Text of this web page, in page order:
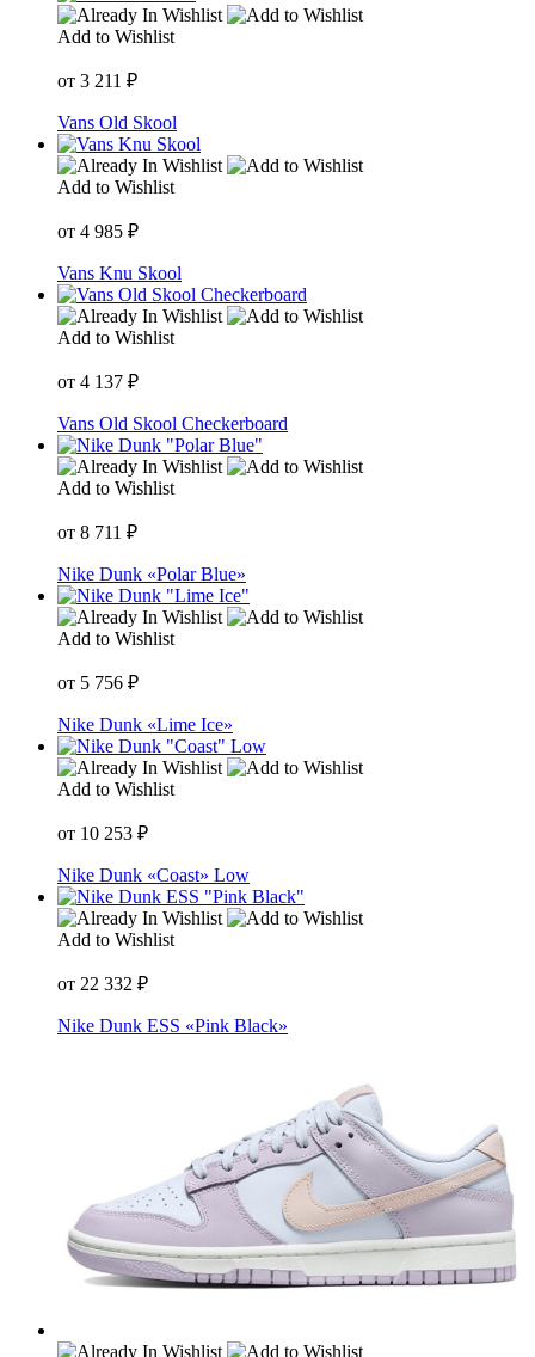
Add to Wishlist
от 3 211 ₽
Vans Old Skool
Add to Wishlist
от 4 985 ₽
Vans Knu Skool
Add to Wishlist
от 4 137 ₽
Vans Old Skool Checkerboard
Add to Wishlist
от 8 711 ₽
Nike Dunk «Polar Blue»
Add to Wishlist
от 5 756 ₽
Nike Dunk «Lime Ice»
Add to Wishlist
от 10 253 ₽
Nike Dunk «Coast» Low
Add to Wishlist
от 22 332 ₽
Nike Dunk ESS «Pink Black»